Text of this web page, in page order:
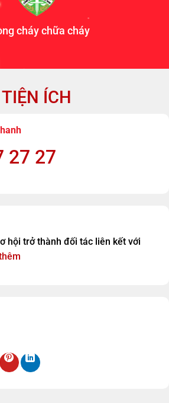
cháy chữa cháy
TIỆN ÍCH
27 27
hội trở thành đối tác liên kết với